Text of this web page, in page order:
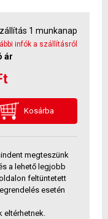
1 munkanap
infók a szállításról
ár
Kosárba
megteszünk
a lehető legjobb
feltüntetett
esetén
eltérhetnek.